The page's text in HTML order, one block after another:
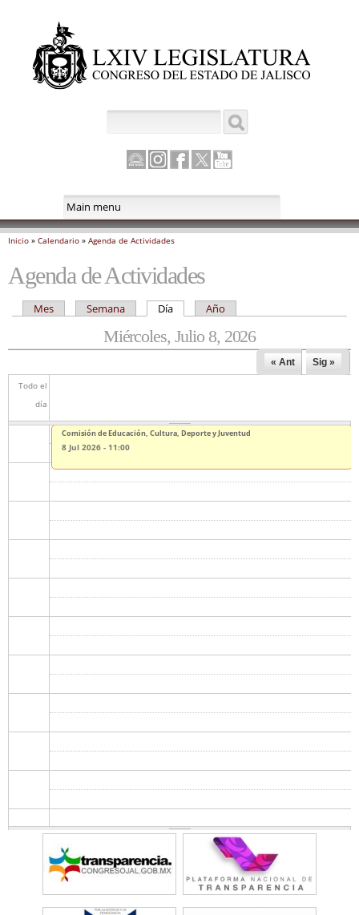
principal
Canal
Instagram
Facebook
Twitter
Se encuentra usted aquí
Inicio » Calendario » Agenda de Actividades
Agenda de Actividades
Solapas principales
Mes Semana Día (solapa activa)
Año
Miércoles, Julio 8, 2026
« Ant Sig »
Todo el
día
Comisión de Educación, Cultura, Deporte y Juventud
8 Jul 2026 - 11:00